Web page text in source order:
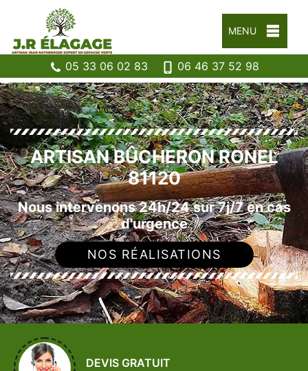
MENU
05 33 06 02 83 06 46 37 52 98
ARTISAN BÛCHERON RONEL
81120
Nous intervenons 24h/24 sur 7j/7 en cas
d'urgence
NOS RÉALISATIONS
DEVIS GRATUIT